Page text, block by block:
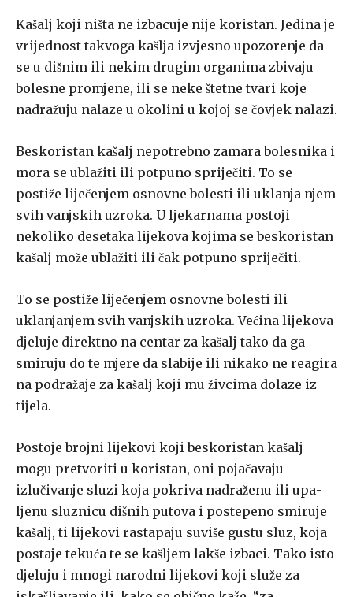
Kašalj koji ništa ne izbacuje nije koristan. Jedina je
vrijednost tak­voga kašlja izvjesno upozorenje da
se u dišnim ili nekim drugim organi­ma zbivaju
bolesne promjene, ili se neke štetne tvari koje
nadražuju na­laze u okolini u kojoj se čovjek nalazi.
Beskoristan kašalj nepotrebno zamara bolesnika i
mora se ublažiti ili potpuno spriječiti. To se
postiže liječenjem osnovne bolesti ili uklanja­ njem
svih vanjskih uzroka. U ljekarnama postoji
nekoliko desetaka lije­kova kojima se beskoristan
kašalj može ublažiti ili čak potpuno spriječi­ti.
To se postiže liječenjem osnovne bolesti ili
uklanjanjem svih vanjskih uzroka. Većina lijekova
djeluje direktno na centar za kašalj tako da ga
smiruju do te mjere da slabije ili nikako ne reagira
na podražaje za ka­šalj koji mu živcima dolaze iz
tijela.
Postoje brojni lijekovi koji beskoristan kašalj
mogu pretvoriti u ko­ristan, oni pojačavaju
izlučivanje sluzi koja pokriva nadraženu ili upa­
ljenu sluznicu dišnih putova i postepeno smiruje
kašalj, ti lijekovi rasta­paju suviše gustu sluz, koja
postaje tekuća te se kašljem lakše izbaci. Ta­ko isto
djeluju i mnogi narodni lijekovi koji služe za